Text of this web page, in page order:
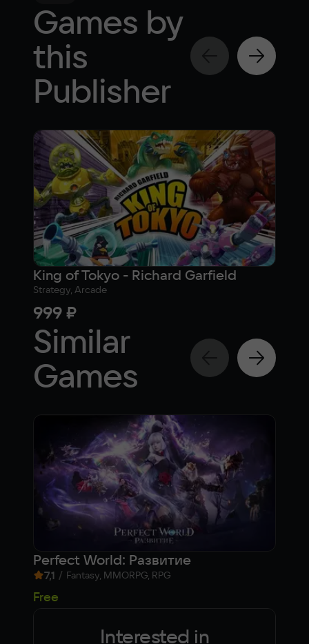
Games by
this
Publisher
King of Tokyo - Richard Garfield
Strategy, Arcade
999 ₽
Similar
Games
Perfect World: Развитие
7,1 / Fantasy, MMORPG, RPG
Free
Interested in